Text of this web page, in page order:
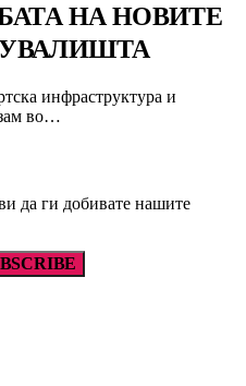
НА НОВИТЕ
инфраструктура и
во…
да ги добивате нашите